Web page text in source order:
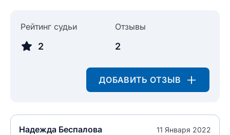
Рейтинг судьи
2
Отзывы
2
ДОБАВИТЬ ОТЗЫВ
Надежда Беспалова 11 Января 2022
0/500
Как вы оцените судебный участок?
разрешить публикацию отзыва
ОСТАВИТЬ ОТЗЫВ
СОХРАНИТЬ